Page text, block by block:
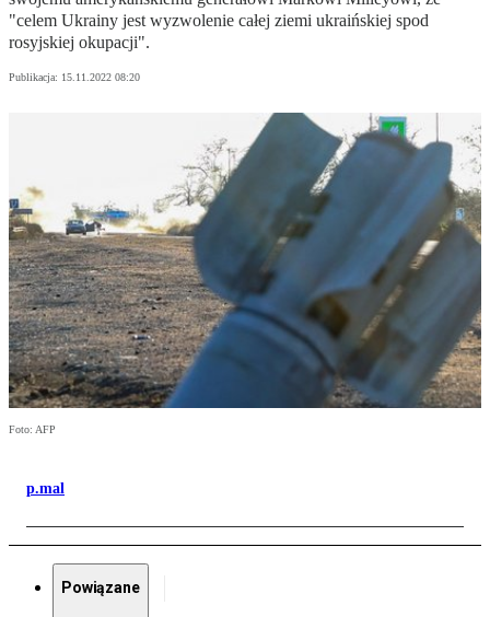
"celem Ukrainy jest wyzwolenie całej ziemi ukraińskiej spod
rosyjskiej okupacji".
Publikacja: 15.11.2022 08:20
Foto: AFP
p.mal
Powiązane